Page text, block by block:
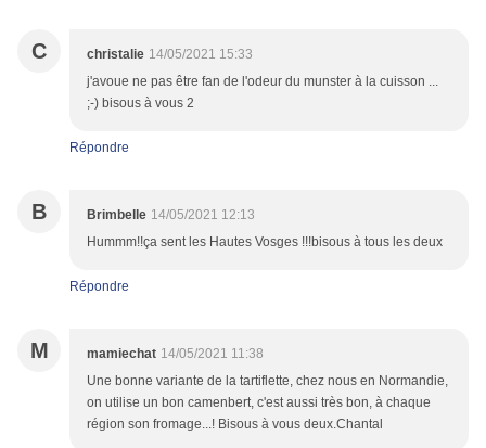
C christalie 14/05/2021 15:33
j'avoue ne pas être fan de l'odeur du munster à la cuisson ...
;-) bisous à vous 2
Répondre
B Brimbelle 14/05/2021 12:13
Hummm!!ça sent les Hautes Vosges !!!bisous à tous les deux
Répondre
M mamiechat 14/05/2021 11:38
Une bonne variante de la tartiflette, chez nous en Normandie,
on utilise un bon camenbert, c'est aussi très bon, à chaque
région son fromage...! Bisous à vous deux.Chantal